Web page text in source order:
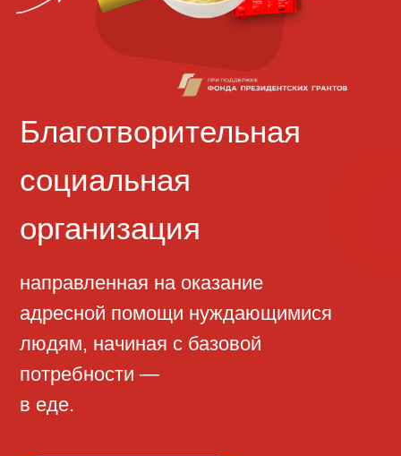
направленная на оказание
адресной помощи нуждающимися
потребности —
Благотворительная